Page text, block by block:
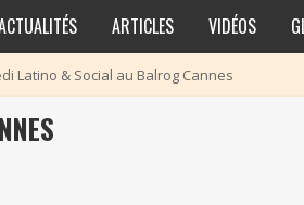
ARTICLES VIDÉOS
Latino & Social au Balrog Cannes